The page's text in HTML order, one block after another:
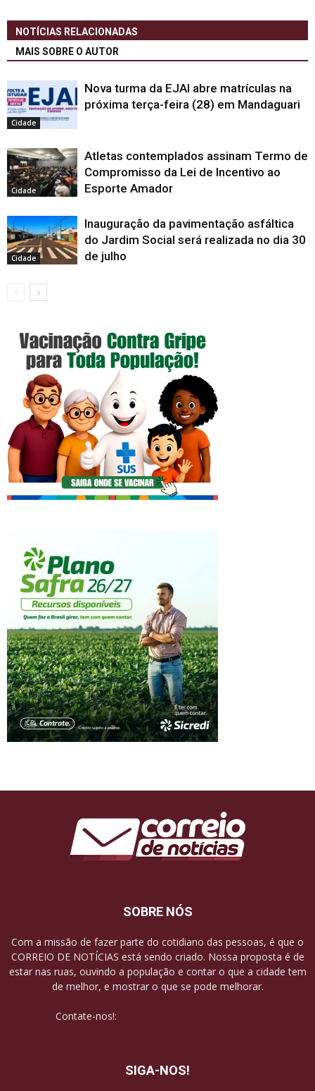
NOTÍCIAS RELACIONADAS
MAIS SOBRE O AUTOR
Cidade
Nova turma da EJAI abre matrículas na
próxima terça-feira (28) em Mandaguari
Cidade
Atletas contemplados assinam Termo de
Compromisso da Lei de Incentivo ao
Esporte Amador
Cidade
Inauguração da pavimentação asfáltica
do Jardim Social será realizada no dia 30
de julho
SOBRE NÓS
Com a missão de fazer parte do cotidiano das pessoas, é que o
CORREIO DE NOTÍCIAS está sendo criado. Nossa proposta é de
estar nas ruas, ouvindo a população e contar o que a cidade tem
de melhor, e mostrar o que se pode melhorar.
Contate-nos!:
SIGA-NOS!